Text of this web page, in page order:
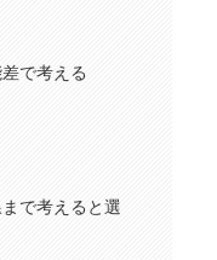
で考える
で考えると選